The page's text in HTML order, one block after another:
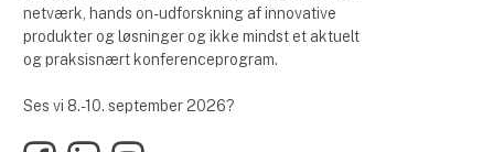
netværk, hands on-udforskning af innovative
produkter og løsninger og ikke mindst et aktuelt
og praksisnært konferenceprogram.
Ses vi 8.-10. september 2026?